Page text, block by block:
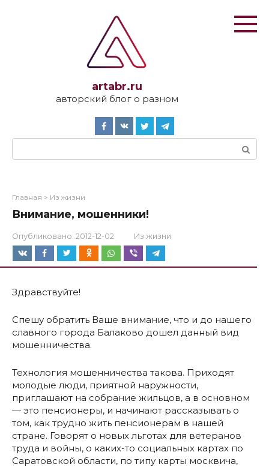
artabr.ru
авторский блог о разном
Поиск:
Главная > Из жизни
Внимание, мошенники!
Опубликовано: 2012-12-02 Из жизни
Здравствуйте!
Спешу обратить Ваше внимание, что и до нашего
славного города Балаково дошел данный вид
мошенничества.
Технология мошенничества такова. Приходят
молодые люди, приятной наружности,
приглашают на собрание жильцов, а в основном
— это пенсионеры, и начинают рассказывать о
том, как трудно жить пенсионерам в нашей
стране. Говорят о новых льготах для ветеранов
труда и войны, о каких-то социальных картах по
Саратовской области, по типу карты москвича,